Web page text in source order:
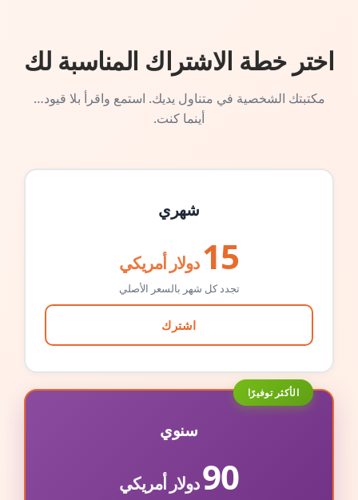
اختر خطة الاشتراك المناسبة لك
مكتبتك الشخصية في متناول يديك. استمع واقرأ بلا قيود…
أينما كنت.
شهري
15 دولار أمريكي
تجدد كل شهر بالسعر الأصلي
اشترك
الأكثر توفيرًا
سنوي
90دولار أمريكي